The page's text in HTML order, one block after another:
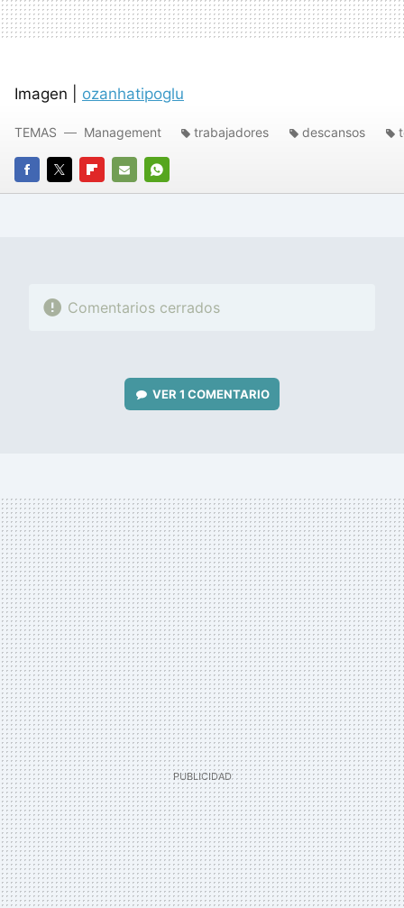
Imagen | ozanhatipoglu
FACEBOOK
TWITTERFLIPBOARD
E-
WHATSAPP
TEMAS Management trabajadores descansos
Comentarios cerrados
VER 1 COMENTARIO